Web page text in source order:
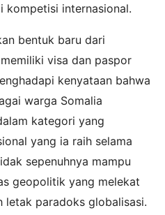
kompetisi internasional.
bentuk baru dari
visa dan paspor
kenyataan bahwa
warga Somalia
kategori yang
yang ia raih selama
sepenuhnya mampu
geopolitik yang melekat
letak paradoks globalisasi.